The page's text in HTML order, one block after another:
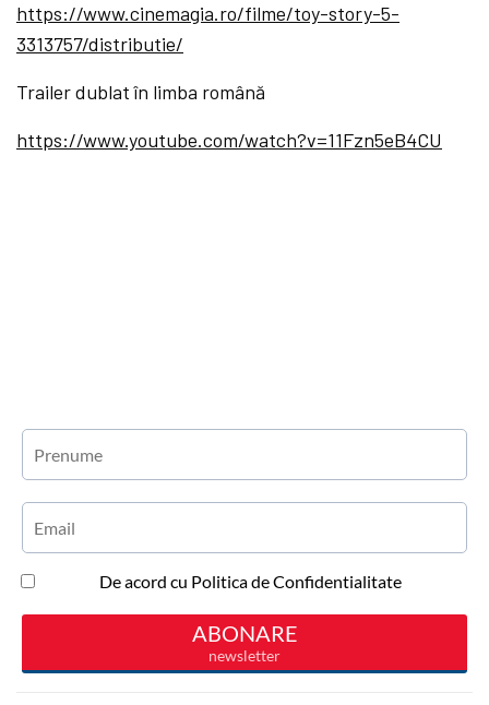
https://www.cinemagia.ro/filme/toy-story-5-
3313757/distributie/
Trailer dublat în limba română
https://www.youtube.com/watch?v=11Fzn5eB4CU